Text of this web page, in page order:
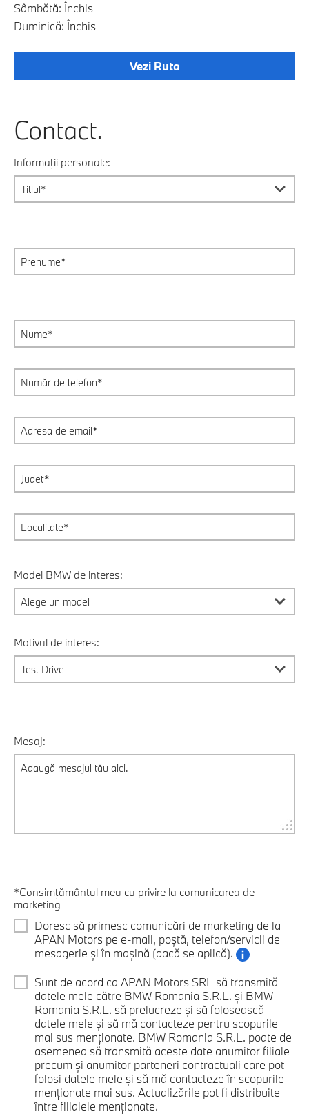
Sâmbătă: Închis
Duminică: Închis
Vezi Ruta
Contact.
Informații personale:
Model BMW de interes:
Motivul de interes:
Mesaj:
*Consimțământul meu cu privire la comunicarea de
marketing
Doresc să primesc comunicări de marketing de la
APAN Motors pe e-mail, poștă, telefon/servicii de
mesagerie și în mașină (dacă se aplică).
Sunt de acord ca APAN Motors SRL să transmită
datele mele către BMW Romania S.R.L. și BMW
Romania S.R.L. să prelucreze și să folosească
datele mele și să mă contacteze pentru scopurile
mai sus menționate. BMW Romania S.R.L. poate de
asemenea să transmită aceste date anumitor filiale
precum și anumitor parteneri contractuali care pot
folosi datele mele și să mă contacteze în scopurile
menționate mai sus. Actualizările pot fi distribuite
între filialele menționate.